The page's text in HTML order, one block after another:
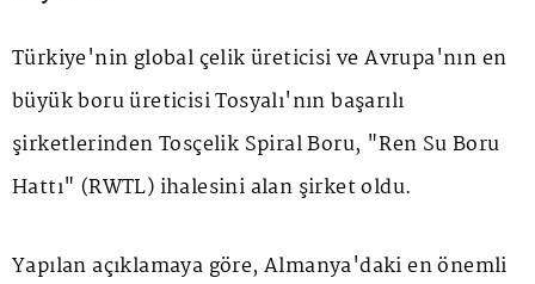
Türkiye'nin global çelik üreticisi ve Avrupa'nın en
büyük boru üreticisi Tosyalı'nın başarılı
şirketlerinden Tosçelik Spiral Boru, "Ren Su Boru
Hattı" (RWTL) ihalesini alan şirket oldu.
Yapılan açıklamaya göre, Almanya'daki en önemli